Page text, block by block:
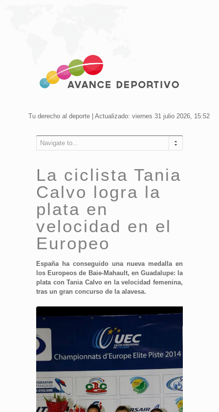
Tu derecho al deporte | Actualizado: viernes 31 julio 2026, 15:52
Navigate to...
La ciclista Tania
Calvo logra la
plata en
velocidad en el
Europeo
España ha conseguido una nueva medalla en
los Europeos de Baie-Mahault, en Guadalupe: la
plata con Tania Calvo en la velocidad femenina,
tras un gran concurso de la alavesa.